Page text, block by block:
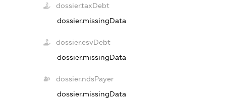
dossier.taxDebt
dossier.missingData
dossier.esvDebt
dossier.missingData
dossier.ndsPayer
dossier.missingData